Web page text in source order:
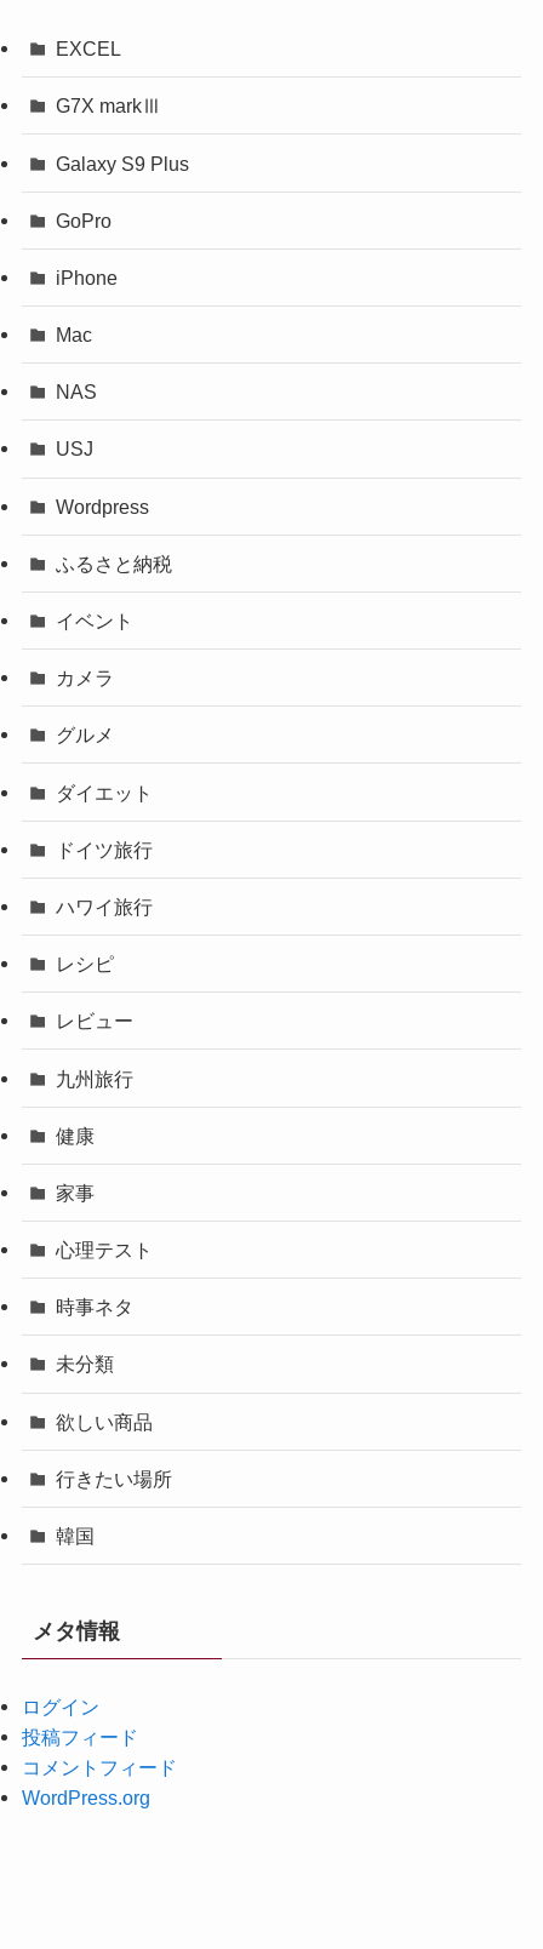
EXCEL
G7X markⅢ
Galaxy S9 Plus
GoPro
iPhone
Mac
NAS
USJ
Wordpress
ふるさと納税
イベント
カメラ
グルメ
ダイエット
ドイツ旅行
ハワイ旅行
レシピ
レビュー
九州旅行
健康
家事
心理テスト
時事ネタ
未分類
欲しい商品
行きたい場所
韓国
メタ情報
ログイン
投稿フィード
コメントフィード
WordPress.org